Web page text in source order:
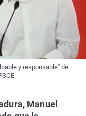
y responsable" de
Manuel